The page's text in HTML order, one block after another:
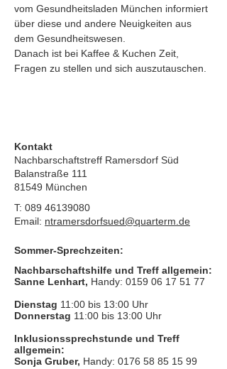
vom Gesundheitsladen München informiert
über diese und andere Neuigkeiten aus
dem Gesundheitswesen.
Danach ist bei Kaffee & Kuchen Zeit,
Fragen zu stellen und sich auszutauschen.
Kontakt
Nachbarschaftstreff Ramersdorf Süd
Balanstraße 111
81549 München
T: 089 46139080
Email: ntramersdorfsued@quarterm.de
Sommer-Sprechzeiten:
Nachbarschaftshilfe und Treff allgemein:
Sanne Lenhart, Handy: 0159 06 17 51 77
Dienstag 11:00 bis 13:00 Uhr
Donnerstag 11:00 bis 13:00 Uhr
Inklusionssprechstunde und Treff
allgemein:
Sonja Gruber, Handy: 0176 58 85 15 99